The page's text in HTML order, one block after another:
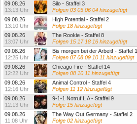
09.08.26
13:13 Uhr
Silo - Staffel 3
Folgen 03 05 06 04 hinzugefügt
09.08.26
13:10 Uhr
High Potential - Staffel 2
Folge 18 hinzugefügt
09.08.26
13:07 Uhr
The Rookie - Staffel 8
Folgen 15 17 18 16 hinzugefügt
09.08.26
12:25 Uhr
Bis morgen bei der Arbeit! - Staffel 1
Folgen 07 08 09 10 11 hinzugefügt
09.08.26
12:22 Uhr
Chicago Fire - Staffel 14
Folgen 08 10 11 hinzugefügt
09.08.26
12:16 Uhr
Animal Control - Staffel 4
Folgen 11 12 hinzugefügt
09.08.26
12:13 Uhr
9-1-1 Notruf L A - Staffel 9
Folge 15 hinzugefügt
09.08.26
11:08 Uhr
The Way Out Germany - Staffel 2
Folge 02 hinzugefügt